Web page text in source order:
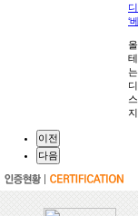
‘
지
이전
다음